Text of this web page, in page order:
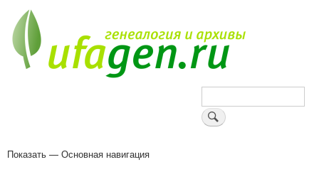
основному
содержанию
Поиск
Основная
Показать — Основная навигация